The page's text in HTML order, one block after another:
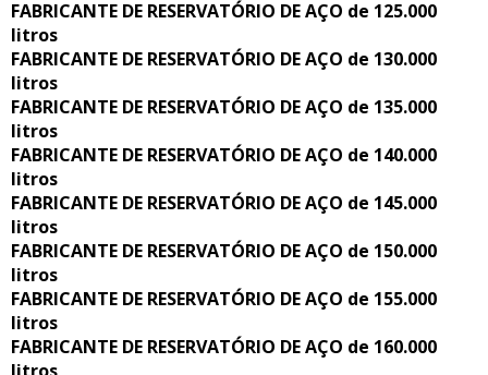
FABRICANTE DE RESERVATÓRIO DE AÇO de 125.000
litros
FABRICANTE DE RESERVATÓRIO DE AÇO de 130.000
litros
FABRICANTE DE RESERVATÓRIO DE AÇO de 135.000
litros
FABRICANTE DE RESERVATÓRIO DE AÇO de 140.000
litros
FABRICANTE DE RESERVATÓRIO DE AÇO de 145.000
litros
FABRICANTE DE RESERVATÓRIO DE AÇO de 150.000
litros
FABRICANTE DE RESERVATÓRIO DE AÇO de 155.000
litros
FABRICANTE DE RESERVATÓRIO DE AÇO de 160.000